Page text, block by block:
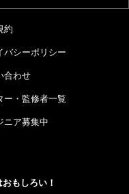
約
バシーポリシー
合わせ
ー・監修者一覧
ニア募集中
もしろい！